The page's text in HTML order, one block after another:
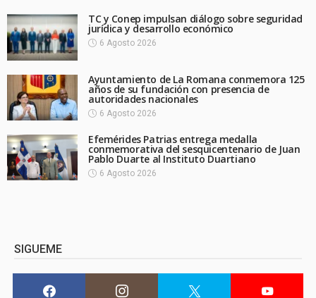
TC y Conep impulsan diálogo sobre seguridad
jurídica y desarrollo económico
6 Agosto 2026
Ayuntamiento de La Romana conmemora 125
años de su fundación con presencia de
autoridades nacionales
6 Agosto 2026
Efemérides Patrias entrega medalla
conmemorativa del sesquicentenario de Juan
Pablo Duarte al Instituto Duartiano
6 Agosto 2026
SIGUEME